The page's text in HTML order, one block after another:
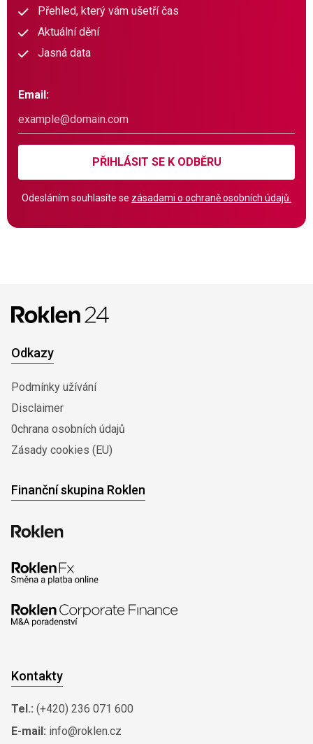
Přehled, který vám ušetří čas
Aktuální dění
Jasná data
Email:
PŘIHLÁSIT SE K ODBĚRU
Odesláním souhlasíte se zásadami o ochraně osobních údajů.
Odkazy
Podmínky užívání
Disclaimer
0chrana osobních údajů
Zásady cookies (EU)
Finanční skupina Roklen
Kontakty
Tel.: (+420) 236 071 600
E-mail: info@roklen.cz